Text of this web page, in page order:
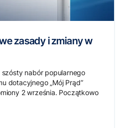
zasady i zmiany w
szósty nabór popularnego
dotacyjnego „Mój Prąd”
2 września. Początkowo